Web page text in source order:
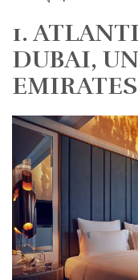
1.
DUBAI,
EMIRATES